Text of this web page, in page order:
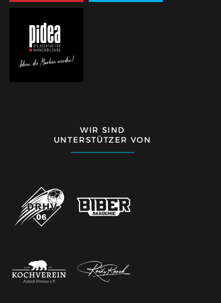
WIR SIND
UNTERSTÜTZER VON